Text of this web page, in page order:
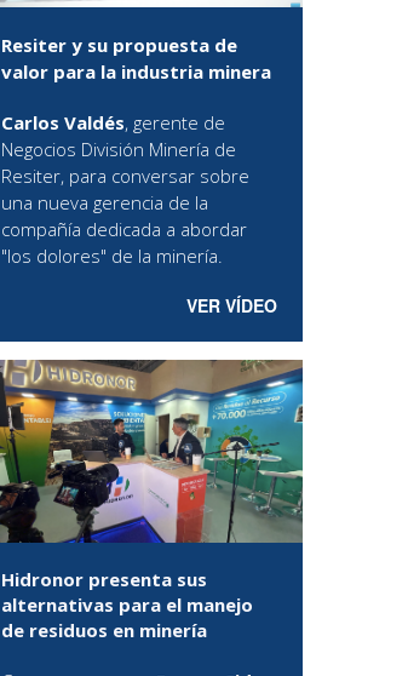
Resiter y su propuesta de
valor para la industria minera
Carlos Valdés, gerente de
Negocios División Minería de
Resiter, para conversar sobre
una nueva gerencia de la
compañía dedicada a abordar
"los dolores" de la minería.
VER VÍDEO
Hidronor presenta sus
alternativas para el manejo
de residuos en minería